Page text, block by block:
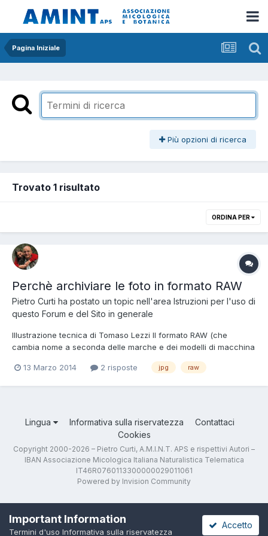
Pagina Iniziale
Più opzioni di ricerca
Trovato 1 risultato
ORDINA PER
Perchè archiviare le foto in formato RAW
Pietro Curti ha postato un topic nell'area Istruzioni per l'uso di
questo Forum e del Sito in generale
Illustrazione tecnica di Tomaso Lezzi Il formato RAW (che
cambia nome a seconda delle marche e dei modelli di macchina
ricevuti dal sensore "così come sono arrivati". Questi dati
13 Marzo 2014 2 risposte jpg raw
Lingua Informativa sulla riservatezza
Contattaci
Cookies
Copyright 2000-2026 – Pietro Curti, A.M.I.N.T. APS e rispettivi Autori –
IBAN Associazione Micologica Italiana Naturalistica Telematica
IT46R0760113300000029011061
Powered by Invision Community
Important Information
Termini d'uso Informativa sulla riservatezza
Accetto